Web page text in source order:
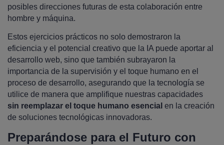
posibles direcciones futuras de esta colaboración entre
hombre y máquina.
Estos ejercicios prácticos no solo demostraron la
eficiencia y el potencial creativo que la IA puede aportar al
desarrollo web, sino que también subrayaron la
importancia de la supervisión y el toque humano en el
proceso de desarrollo, asegurando que la tecnología se
utilice de manera que amplifique nuestras capacidades
sin reemplazar el toque humano esencial en la creación
de soluciones tecnológicas innovadoras.
Preparándose para el Futuro con